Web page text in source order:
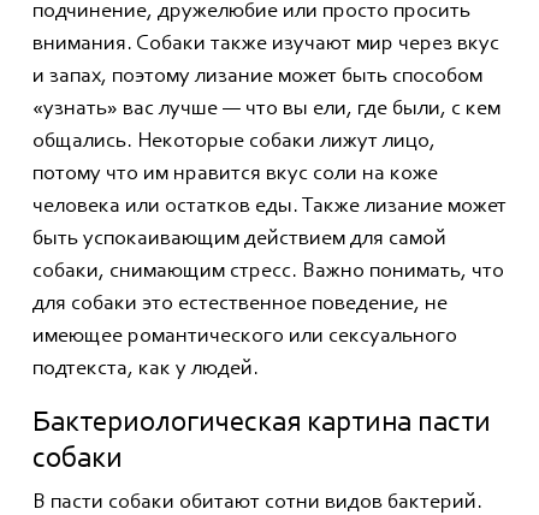
подчинение, дружелюбие или просто просить
внимания. Собаки также изучают мир через вкус
и запах, поэтому лизание может быть способом
«узнать» вас лучше — что вы ели, где были, с кем
общались. Некоторые собаки лижут лицо,
потому что им нравится вкус соли на коже
человека или остатков еды. Также лизание может
быть успокаивающим действием для самой
собаки, снимающим стресс. Важно понимать, что
для собаки это естественное поведение, не
имеющее романтического или сексуального
подтекста, как у людей.
Бактериологическая картина пасти
собаки
В пасти собаки обитают сотни видов бактерий.